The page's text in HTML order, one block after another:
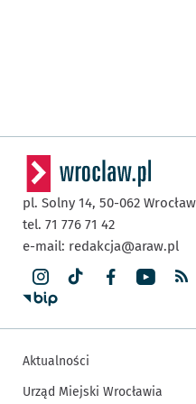
pl. Solny 14, 50-062 Wrocław
tel. 71 776 71 42
e-mail: redakcja@araw.pl
Aktualności
Urząd Miejski Wrocławia